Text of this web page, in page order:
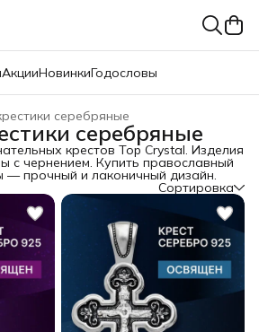
АкцииНовинкиГодословы
серебряные
серебряные
крестов Top Crystal. Изделия
с чернением. Купить православный
— прочный и лаконичный дизайн.
Сортировка